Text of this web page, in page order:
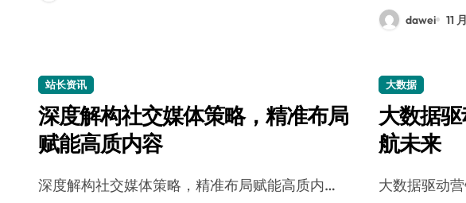
dawei 11
站长资讯
深度解构社交媒体策略，精准布局
赋能高质内容
深度解构社交媒体策略，精准布局赋能高质内…
大数据
大数据
航未来
大数据驱动